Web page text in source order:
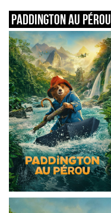
PADDINGTON AU PÉROU